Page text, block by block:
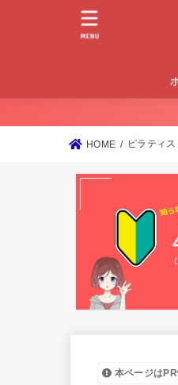
MENU
HOME ピラティス
本ページは